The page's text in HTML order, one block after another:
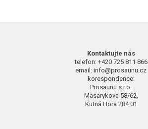
Kontaktujte nás
telefon: +420 725 811 866
email: info@prosaunu.cz
korespondence:
Prosaunu s.r.o.
Masarykova 58/62,
Kutná Hora 284 01